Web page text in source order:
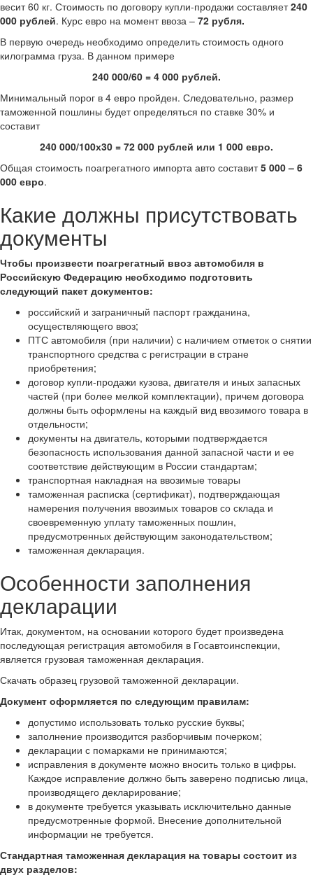
весит 60 кг. Стоимость по договору купли-продажи составляет240
000 рублей. Курс евро на момент ввоза – 72 рубля.
В первую очередь необходимо определить стоимость одного
килограмма груза. В данном примере
240 000/60 = 4 000 рублей.
Минимальный порог в 4 евро пройден. Следовательно, размер
таможенной пошлины будет определяться по ставке 30% и
составит
240 000/100х30 = 72 000 рублей или 1 000 евро.
Общая стоимость поагрегатного импорта авто составит5 000 – 6
000 евро.
Какие должны присутствовать
документы
Чтобы произвести поагрегатный ввоз автомобиля в
Российскую Федерацию необходимо подготовить
следующий пакет документов:
российский и заграничный паспорт гражданина,
осуществляющего ввоз;
ПТС автомобиля (при наличии) с наличием отметок о снятии
транспортного средства с регистрации в стране
приобретения;
договор купли-продажи кузова, двигателя и иных запасных
частей (при более мелкой комплектации), причем договора
должны быть оформлены на каждый вид ввозимого товара в
отдельности;
документы на двигатель, которыми подтверждается
безопасность использования данной запасной части и ее
соответствие действующим в России стандартам;
транспортная накладная на ввозимые товары
таможенная расписка (сертификат), подтверждающая
намерения получения ввозимых товаров со склада и
своевременную уплату таможенных пошлин,
предусмотренных действующим законодательством;
таможенная декларация.
Особенности заполнения
декларации
Итак, документом, на основании которого будет произведена
последующая регистрация автомобиля в Госавтоинспекции,
является грузовая таможенная декларация.
Скачать образец грузовой таможенной декларации.
Документ оформляется по следующим правилам:
допустимо использовать только русские буквы;
заполнение производится разборчивым почерком;
декларации с помарками не принимаются;
исправления в документе можно вносить только в цифры.
Каждое исправление должно быть заверено подписью лица,
производящего декларирование;
в документе требуется указывать исключительно данные
предусмотренные формой. Внесение дополнительной
информации не требуется.
Стандартная таможенная декларация на товары состоит из
двух разделов: